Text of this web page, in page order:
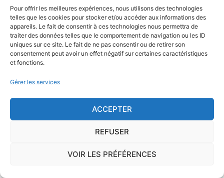
Pour offrir les meilleures expériences, nous utilisons des technologies
telles que les cookies pour stocker et/ou accéder aux informations des
appareils. Le fait de consentir à ces technologies nous permettra de
traiter des données telles que le comportement de navigation ou les ID
uniques sur ce site. Le fait de ne pas consentir ou de retirer son
consentement peut avoir un effet négatif sur certaines caractéristiques
et fonctions.
Gérer les services
ACCEPTER
REFUSER
VOIR LES PRÉFÉRENCES
l'étanchéité des façades et toitures ou encore
prévoir des aérations en sous-sol limitent les risques
majeurs d'apparition de champignons lignivores.
risques pour ma ville